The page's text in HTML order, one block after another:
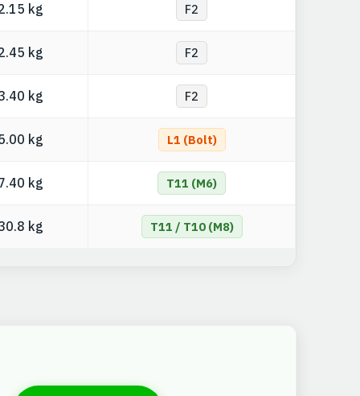
kg F2
kg F2
kg F2
kg L1 (Bolt)
kg T11 (M6)
kg T11 / T10 (M8)